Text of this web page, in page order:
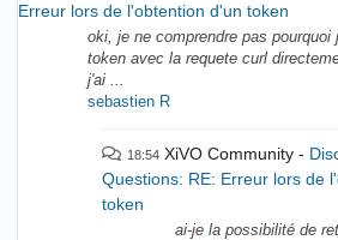
Erreur lors de l'obtention d'un token
oki, je ne comprendre pas pourquoi
token avec la requete curl
j'ai ...
sebastien R
18:54 XiVO Community
Questions: RE: Erreur lors de
token
ai-je la possibilité de